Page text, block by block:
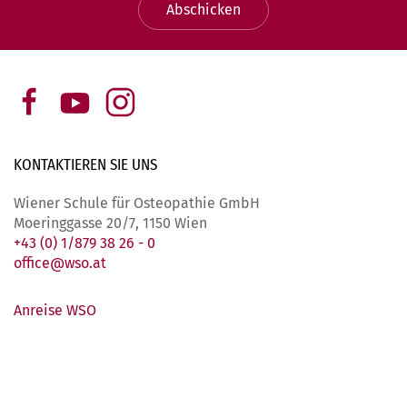
Abschicken
KONTAKTIEREN SIE UNS
Wiener Schule für Osteopathie GmbH
Moeringgasse 20/7, 1150 Wien
+43 (0) 1/879 38 26 - 0
office@wso.at
Anreise WSO